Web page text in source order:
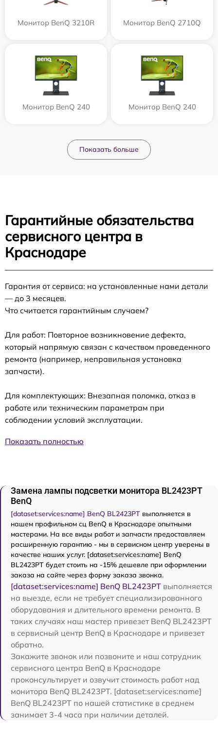
Монитор BenQ 3210R Монитор BenQ 2710Q
Монитор BenQ 240 Монитор BenQ 240
Показать больше
Гарантийные обязательства
сервисного центра в
Краснодаре
Гарантия от сервиса: на установленные нами детали
— до 3 месяцев.
Что считается гарантийным случаем?
Для работ: Повторное возникновение дефекта,
который напрямую связан с качеством проведенного
ремонта (например, неправильная установка
запчасти).
Для комплектующих: Внезапная поломка, отказ в
работе или техническим параметрам при
соблюдении условий эксплуатации.
Показать полностью
Замена лампы подсветки монитора BL2423PT
BenQ
[dataset:services:name] BenQ BL2423PT выполняется в
нашем профильном сц BenQ в Краснодаре опытными
мастерами. На все виды работ и запчасти предоставляем
расширенную гарантию - мы в сервисном центр уверены в
качестве наших услуг. [dataset:services:name] BenQ
BL2423PT будет стоить на -15% дешевле при оформлении
заказа на сайте через форму заказа звонка.
[dataset:services:name] BenQ BL2423PT выполняется
на выезде, если не требует специализированного
оборудования и длительного времени ремонта. В
таких случаях наш мастер привезет BenQ BL2423PT
в сервисный центр BenQ в Краснодаре и привезет
обратно.
Закажите звонок или позвоните и наш сотрудник
сервисного центра BenQ в Краснодаре
проконсультирует и озвучит стоимость работ над
монитора BenQ BL2423PT. [dataset:services:name]
BenQ BL2423PT по нашей статистике в среднем
занимает 3-4 часа при наличии деталей.